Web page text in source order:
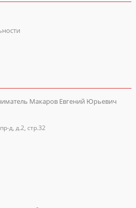
Макаров Евгений Юрьевич
д, д.2, стр.32